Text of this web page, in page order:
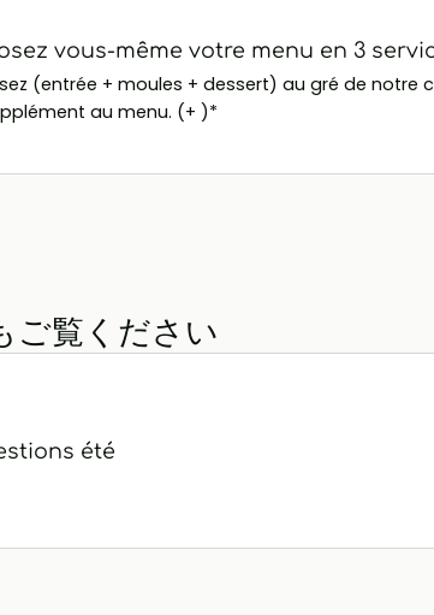
vous-même votre menu en 3
(entrée + moules + dessert) au gré de notre
au menu. (+ )*
ご覧ください
été